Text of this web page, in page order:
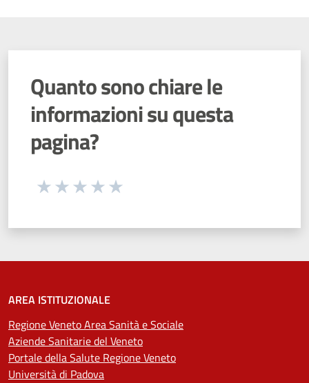
Quanto sono chiare le
informazioni su questa
pagina?
Seleziona una valutazione da 1 a 5 stelle
AREA ISTITUZIONALE
Regione Veneto Area Sanità e Sociale
Aziende Sanitarie del Veneto
Portale della Salute Regione Veneto
Università di Padova